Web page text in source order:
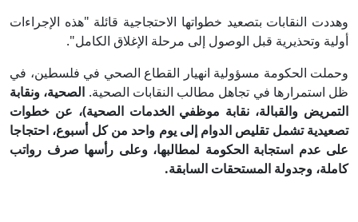
وهددت النقابات بتصعيد خطواتها الاحتجاجية قائلة "هذه الإجراءات
أولية وتحذيرية قبل الوصول إلى مرحلة الإغلاق الكامل".
وحملت الحكومة مسؤولية انهيار القطاع الصحي في فلسطين، في
ظل استمرارها في تجاهل مطالب النقابات الصحية. الصحية، ونقابة
التمريض والقبالة، نقابة موظفي الخدمات الصحية)، عن خطوات
تصعيدية تشمل تقليص الدوام إلى يوم واحد من كل أسبوع، احتجاجا
على عدم استجابة الحكومة لمطالبها، وعلى رأسها صرف رواتب
كاملة، وجدولة المستحقات السابقة.